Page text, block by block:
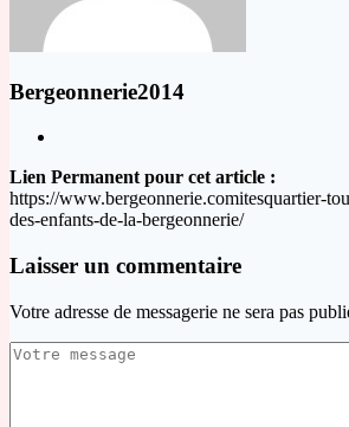
Bergeonnerie2014
Lien Permanent pour cet article :
https://www.bergeonnerie.comitesquartier-
des-enfants-de-la-bergeonnerie/
Laisser un commentaire
Votre adresse de messagerie ne sera pas